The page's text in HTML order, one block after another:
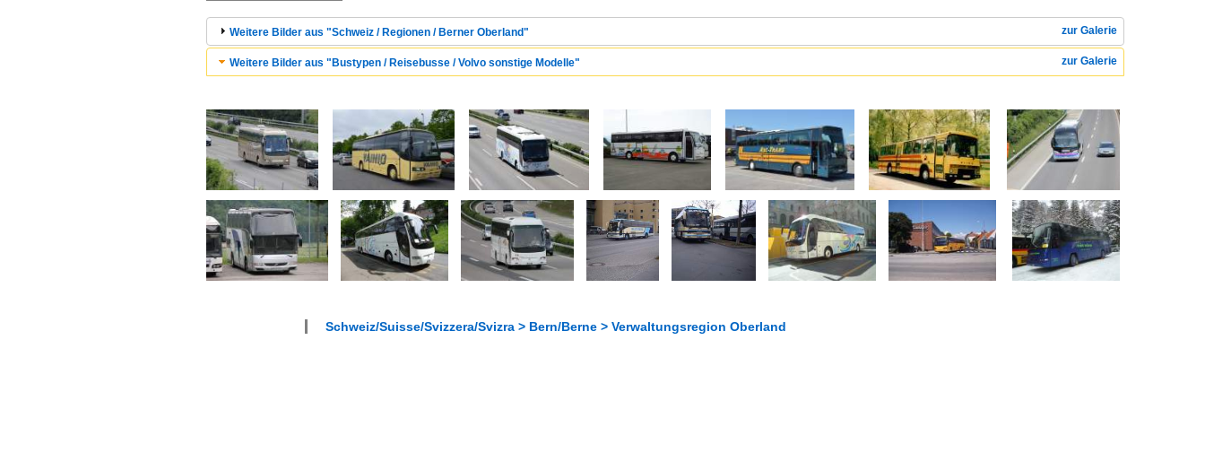
zur Galerie
Weitere Bilder aus "Schweiz / Regionen / Berner Oberland"
zur Galerie
Weitere Bilder aus "Bustypen / Reisebusse / Volvo sonstige Modelle"
Schweiz/Suisse/Svizzera/Svizra > Bern/Berne > Verwaltungsregion Oberland